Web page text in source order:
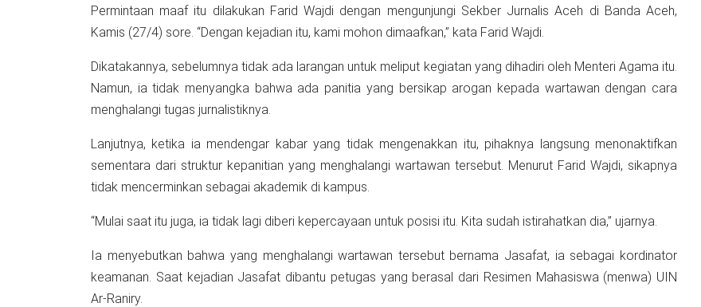
Permintaan maaf itu dilakukan Farid Wajdi dengan mengunjungi Sekber Jurnalis Aceh di Banda Aceh,
Kamis (27/4) sore. “Dengan kejadian itu, kami mohon dimaafkan,” kata Farid Wajdi.
Dikatakannya, sebelumnya tidak ada larangan untuk meliput kegiatan yang dihadiri oleh Menteri Agama itu.
Namun, ia tidak menyangka bahwa ada panitia yang bersikap arogan kepada wartawan dengan cara
menghalangi tugas jurnalistiknya.
Lanjutnya, ketika ia mendengar kabar yang tidak mengenakkan itu, pihaknya langsung menonaktifkan
sementara dari struktur kepanitian yang menghalangi wartawan tersebut. Menurut Farid Wajdi, sikapnya
tidak mencerminkan sebagai akademik di kampus.
“Mulai saat itu juga, ia tidak lagi diberi kepercayaan untuk posisi itu. Kita sudah istirahatkan dia,” ujarnya.
Ia menyebutkan bahwa yang menghalangi wartawan tersebut bernama Jasafat, ia sebagai kordinator
keamanan. Saat kejadian Jasafat dibantu petugas yang berasal dari Resimen Mahasiswa (menwa) UIN
Ar-Raniry.